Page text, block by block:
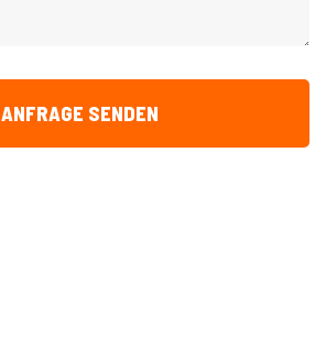
ANFRAGE SENDEN